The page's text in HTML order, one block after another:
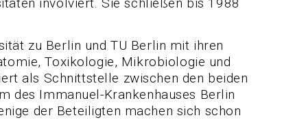
zu Berlin und TU Berlin mit ihren
Toxikologie, Mikrobiologie und
als Schnittstelle zwischen den beiden
des Immanuel-Krankenhauses Berlin
der Beteiligten machen sich schon